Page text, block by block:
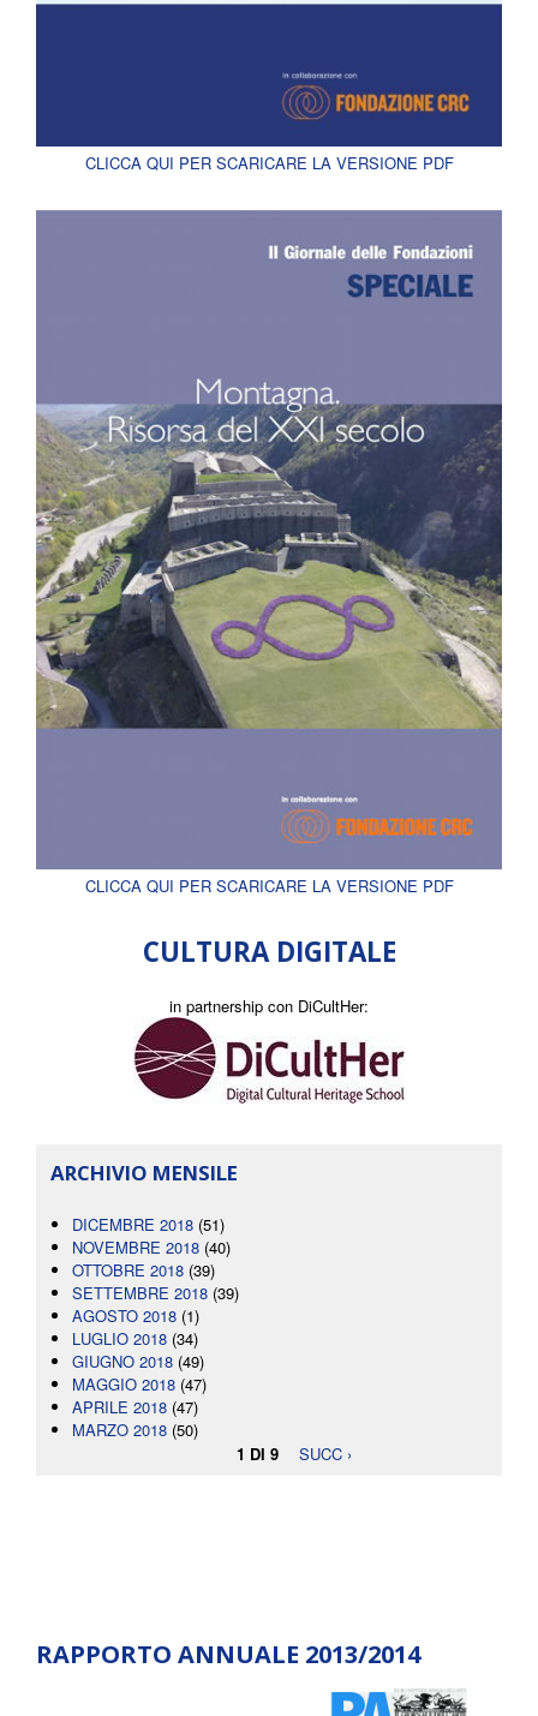
CLICCA QUI PER SCARICARE LA VERSIONE PDF
CLICCA QUI PER SCARICARE LA VERSIONE PDF
CULTURA DIGITALE
in partnership con DiCultHer:
ARCHIVIO MENSILE
DICEMBRE 2018 (51)
NOVEMBRE 2018 (40)
OTTOBRE 2018 (39)
SETTEMBRE 2018 (39)
AGOSTO 2018 (1)
LUGLIO 2018 (34)
GIUGNO 2018 (49)
MAGGIO 2018 (47)
APRILE 2018 (47)
MARZO 2018 (50)
1 DI 9
SUCC ›
RAPPORTO ANNUALE 2013/2014